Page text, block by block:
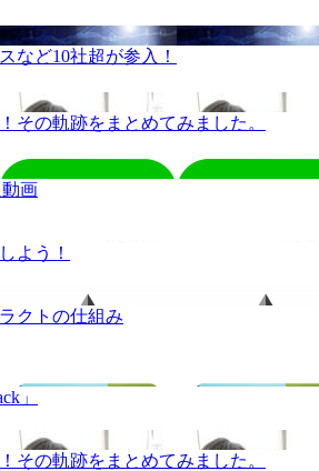
など10社超が参入！
その軌跡をまとめてみました。
画
よう！
クトの仕組み
」
その軌跡をまとめてみました。